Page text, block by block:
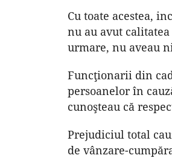
Cu toate acestea,
nu au avut
urmare, nu aveau
Funcţionarii din
persoanelor în
cunoşteau că
Prejudiciul total
de vânzare-